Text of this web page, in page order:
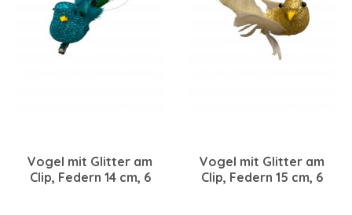
Vogel mit Glitter am
Clip, Federn 14 cm, 6
Vogel mit Glitter am
Clip, Federn 15 cm, 6